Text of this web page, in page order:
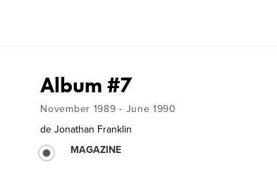
Album #7
November 1989 - June 1990
de Jonathan Franklin
MAGAZINE